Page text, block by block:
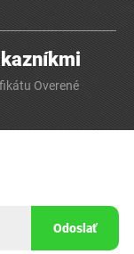
Overené
Odoslať